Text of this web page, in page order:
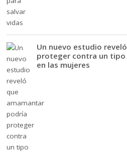
Un nuevo estudio
proteger contra un tipo
en las mujeres